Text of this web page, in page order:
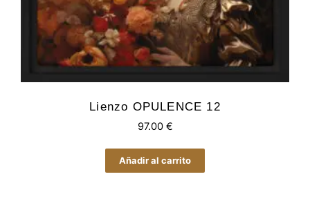
Lienzo OPULENCE 12
97.00 €
Añadir al carrito